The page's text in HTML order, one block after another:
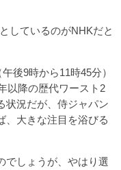
しているのがNHKだと
後9時から11時45分）
以降の歴代ワースト2
状況だが、侍ジャパン
、大きな注目を浴びる
でしょうが、やはり選